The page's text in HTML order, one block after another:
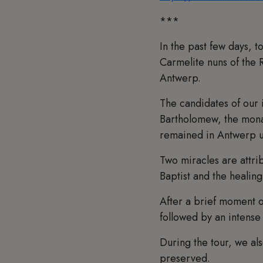
***
In the past few days,
Carmelite nuns of the
Antwerp.
The candidates of
Bartholomew, the
remained in Antwerp
Two miracles are
Baptist and the
After a brief moment
followed by an
During the tour, we
preserved.